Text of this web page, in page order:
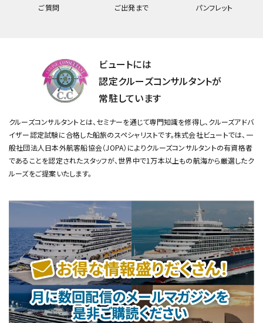
ご質問
ご出発まで
パンフレット
ビュートには
認定クルーズコンサルタントが
常駐しています
クルーズコンサルタントとは、セミナーを通じて専門知識を修得し、クルーズアドバ
イザー認定試験に合格した船旅のスペシャリストです。株式会社ビュートでは、一
般社団法人日本外航客船協会（JOPA）によりクルーズコンサルタントの有資格者
であることを認定されたスタッフが、世界中で1万本以上もの航海から厳選したク
ルーズをご提案いたします。